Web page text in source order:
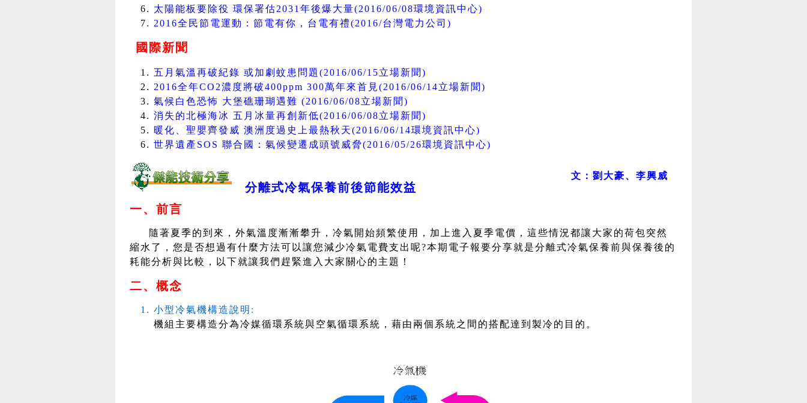
太陽能板要除役 環保署估2031年後爆大量(2016/06/08環境資訊中心)
2016全民節電運動：節電有你，台電有禮(2016/台灣電力公司)
國際新聞
五月氣溫再破紀錄 或加劇蚊患問題(2016/06/15立場新聞)
2016全年CO2濃度將破400ppm 300萬年來首見(2016/06/14立場新聞)
氣候白色恐怖 大堡礁珊瑚遇難 (2016/06/08立場新聞)
消失的北極海冰 五月冰量再創新低(2016/06/08立場新聞)
暖化、聖嬰齊發威 澳洲度過史上最熱秋天(2016/06/14環境資訊中心)
世界遺產SOS 聯合國：氣候變遷成頭號威脅(2016/05/26環境資訊中心)
分離式冷氣保養前後節能效益
文：劉大豪、李興威
一、前言
隨著夏季的到來，外氣溫度漸漸攀升，冷氣開始頻繁使用，加上進入夏季電價，這些情況都讓大家的荷包突然
縮水了，您是否想過有什麼方法可以讓您減少冷氣電費支出呢?本期電子報要分享就是分離式冷氣保養前與保養後的
耗能分析與比較，以下就讓我們趕緊進入大家關心的主題！
二、概念
小型冷氣機構造說明:
機組主要構造分為冷媒循環系統與空氣循環系統，藉由兩個系統之間的搭配達到製冷的目的。